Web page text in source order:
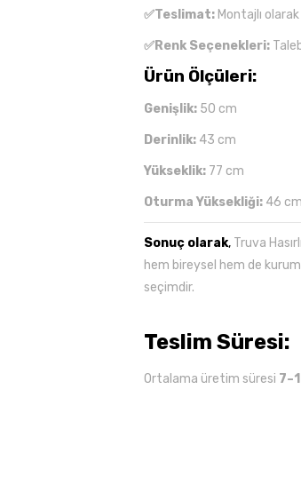
✅Teslimat: Montajlı
✅Renk Seçenekleri:
Ürün Ölçüleri:
Genişlik: 50 cm
Derinlik: 43 cm
Yükseklik: 77 cm
Oturma Yüksekliği: 46 cm
Sonuç olarak, Truva
hem bireysel hem de
seçimdir.
Teslim Süresi:
Ortalama üretim süresi